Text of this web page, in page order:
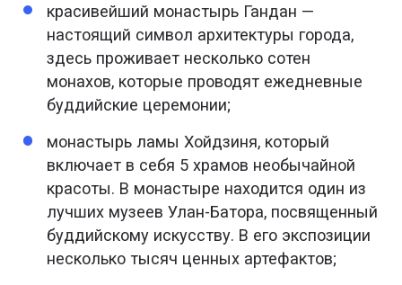
красивейший монастырь Гандан —
настоящий символ архитектуры города,
здесь проживает несколько сотен
монахов, которые проводят ежедневные
буддийские церемонии;
монастырь ламы Хойдзиня, который
включает в себя 5 храмов необычайной
красоты. В монастыре находится один из
лучших музеев Улан-Батора, посвященный
буддийскому искусству. В его экспозиции
несколько тысяч ценных артефактов;